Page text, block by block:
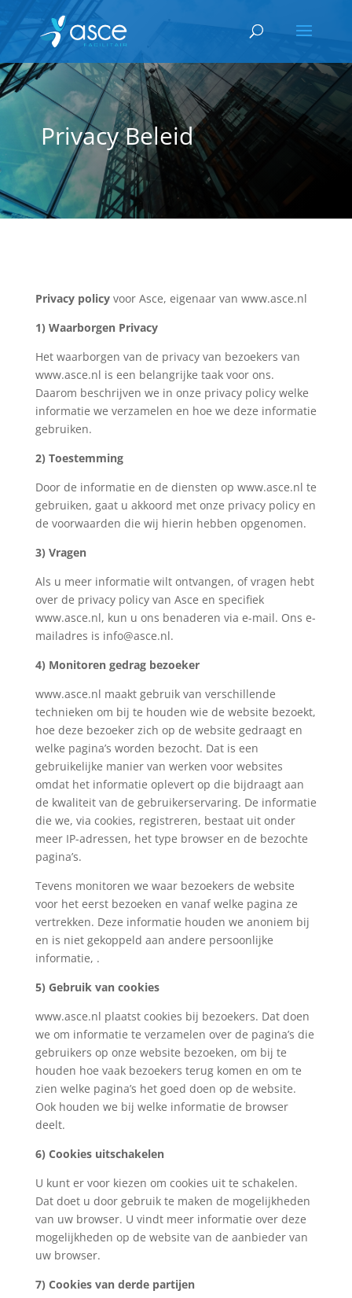
Privacy Beleid
Privacy policyvoor Asce, eigenaar van www.asce.nl
1) Waarborgen Privacy
Het waarborgen van de privacy van bezoekers van
www.asce.nl is een belangrijke taak voor ons.
Daarom beschrijven we in onze privacy policy welke
informatie we verzamelen en hoe we deze informatie
gebruiken.
2) Toestemming
Door de informatie en de diensten op www.asce.nl te
gebruiken, gaat u akkoord met onze privacy policy en
de voorwaarden die wij hierin hebben opgenomen.
3) Vragen
Als u meer informatie wilt ontvangen, of vragen hebt
over de privacy policy van Asce en specifiek
www.asce.nl, kun u ons benaderen via e-mail. Ons e-
mailadres is info@asce.nl.
4) Monitoren gedrag bezoeker
www.asce.nl maakt gebruik van verschillende
technieken om bij te houden wie de website bezoekt,
hoe deze bezoeker zich op de website gedraagt en
welke pagina’s worden bezocht. Dat is een
gebruikelijke manier van werken voor websites
omdat het informatie oplevert op die bijdraagt aan
de kwaliteit van de gebruikerservaring. De informatie
die we, via cookies, registreren, bestaat uit onder
meer IP-adressen, het type browser en de bezochte
pagina’s.
Tevens monitoren we waar bezoekers de website
voor het eerst bezoeken en vanaf welke pagina ze
vertrekken. Deze informatie houden we anoniem bij
en is niet gekoppeld aan andere persoonlijke
informatie, .
5) Gebruik van cookies
www.asce.nl plaatst cookies bij bezoekers. Dat doen
we om informatie te verzamelen over de pagina’s die
gebruikers op onze website bezoeken, om bij te
houden hoe vaak bezoekers terug komen en om te
zien welke pagina’s het goed doen op de website.
Ook houden we bij welke informatie de browser
deelt.
6) Cookies uitschakelen
U kunt er voor kiezen om cookies uit te schakelen.
Dat doet u door gebruik te maken de mogelijkheden
van uw browser. U vindt meer informatie over deze
mogelijkheden op de website van de aanbieder van
uw browser.
7) Cookies van derde partijen